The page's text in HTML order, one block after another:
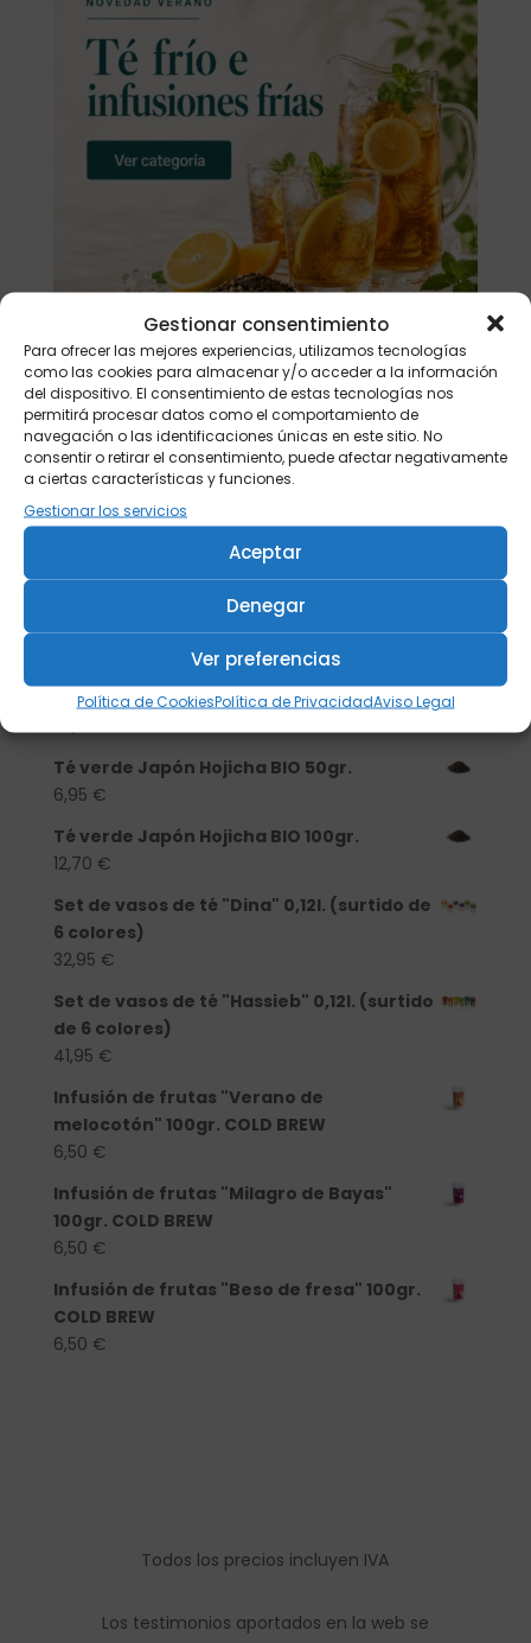
Gestionar consentimiento
Para ofrecer las mejores experiencias, utilizamos tecnologías
como las cookies para almacenar y/o acceder a la información
del dispositivo. El consentimiento de estas tecnologías nos
permitirá procesar datos como el comportamiento de
navegación o las identificaciones únicas en este sitio. No
consentir o retirar el consentimiento, puede afectar negativamente
a ciertas características y funciones.
Gestionar los servicios
Aceptar
Denegar
Ver preferencias
Política de CookiesPolítica de PrivacidadAviso Legal
Buscar
Productos
Tisanera "Christmas Cats" 0,25l.
Té verde Japón Hojicha BIO 500 gr.
Té verde Japón Hojicha BIO 250 gr.
25,40€
Té verde Japón Hojicha BIO 50gr.
6,95 €
Té verde Japón Hojicha BIO 100gr.
12,70 €
Set de vasos de té "Dina" 0,12l. (surtido de
6 colores)
32,95 €
Set de vasos de té "Hassieb" 0,12l. (surtido
de 6 colores)
41,95 €
Infusión de frutas "Verano de
melocotón" 100gr. COLD BREW
6,50 €
Infusión de frutas "Milagro de Bayas"
100gr. COLD BREW
6,50 €
Infusión de frutas "Beso de fresa" 100gr.
COLD BREW
6,50 €
Todos los precios incluyen IVA
Los testimonios aportados en la web se